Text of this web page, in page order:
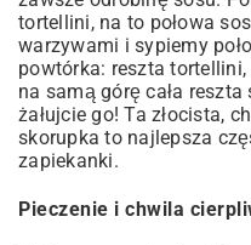
tortellini, na to połowa
warzywami i sypiemy
powtórka: reszta tortellini,
na samą górę cała reszta
żałujcie go! Ta złocista,
skorupka to najlepsza
zapiekanki.
Pieczenie i chwila